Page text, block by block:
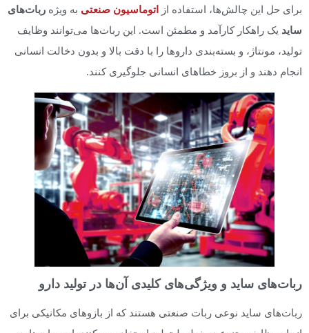
برای حل این چالش‌ها، استفاده از اتوماسیون صنعتی به ویژه ربات‌های
ساید یک راهکار کارآمد و مطمئن است. این ربات‌ها می‌توانند وظایف
تولید، مونتاژ، و بسته‌بندی داروها را با دقت بالا و بدون دخالت انسانی
انجام دهند و از بروز خطاهای انسانی جلوگیری کنند.
ربات‌های ساید و ویژگی‌های کلیدی آن‌ها در تولید دارو
ربات‌های ساید نوعی ربات صنعتی هستند که از بازوهای مکانیکی برای